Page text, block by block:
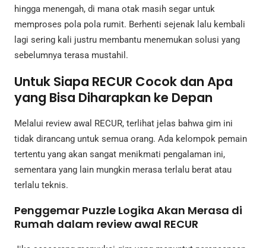
hingga menengah, di mana otak masih segar untuk
memproses pola pola rumit. Berhenti sejenak lalu kembali
lagi sering kali justru membantu menemukan solusi yang
sebelumnya terasa mustahil.
Untuk Siapa RECUR Cocok dan Apa
yang Bisa Diharapkan ke Depan
Melalui review awal RECUR, terlihat jelas bahwa gim ini
tidak dirancang untuk semua orang. Ada kelompok pemain
tertentu yang akan sangat menikmati pengalaman ini,
sementara yang lain mungkin merasa terlalu berat atau
terlalu teknis.
Penggemar Puzzle Logika Akan Merasa di
Rumah dalam review awal RECUR